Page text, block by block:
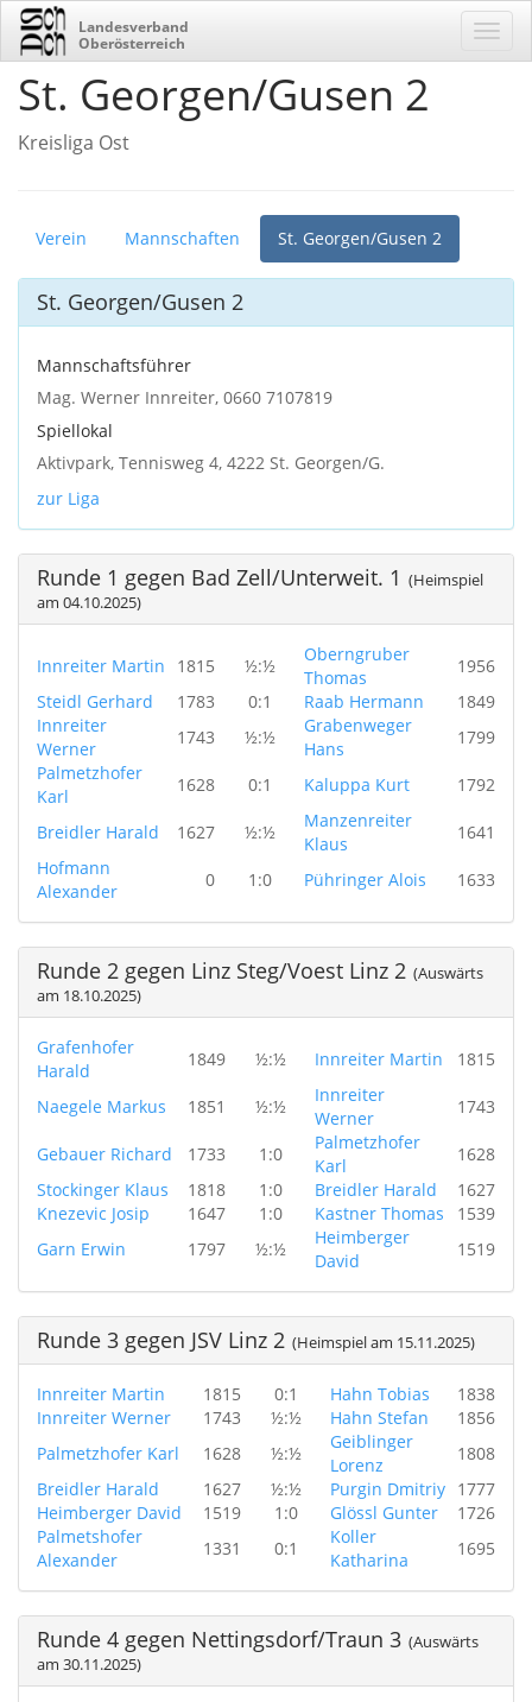
Landesverband
Oberösterreich
St. Georgen/Gusen 2
Kreisliga Ost
Verein Mannschaften St. Georgen/Gusen 2
St. Georgen/Gusen 2
Mannschaftsführer
Mag. Werner Innreiter, 0660 7107819
Spiellokal
Aktivpark, Tennisweg 4, 4222 St. Georgen/G.
zur Liga
Runde 1 gegen Bad Zell/Unterweit. 1 (Heimspiel
am 04.10.2025)
Innreiter Martin 1815 ½:½
Oberngruber
Thomas
1956
Steidl Gerhard
1783 0:1 Raab Hermann
1849
Innreiter
Werner
1743 ½:½
Grabenweger
Hans
1799
Palmetzhofer
Karl
1628 0:1 Kaluppa Kurt 1792
Breidler Harald 1627 ½:½
Manzenreiter
Klaus
1641
Hofmann
Alexander
0 1:0 Pühringer Alois 1633
Runde 2 gegen Linz Steg/Voest Linz 2 (Auswärts
am 18.10.2025)
Grafenhofer
Harald
1849 ½:½ Innreiter Martin 1815
Naegele Markus 1851 ½:½
Innreiter
Werner
1743
Gebauer Richard 1733 1:0
Palmetzhofer
Karl
1628
Stockinger Klaus
1818 1:0 Breidler Harald
1627
Knezevic Josip
1647 1:0 Kastner Thomas
1539
Garn Erwin
1797 ½:½
Heimberger
David
1519
Runde 3 gegen JSV Linz 2 (Heimspiel am 15.11.2025)
Innreiter Martin 1815 0:1 Hahn Tobias
1838
Innreiter Werner
1743 ½:½ Hahn Stefan
1856
Palmetzhofer Karl
1628 ½:½
Geiblinger
Lorenz
1808
Breidler Harald
1627 ½:½ Purgin Dmitriy 1777
Heimberger David
1519 1:0 Glössl Gunter
1726
Palmetshofer
Alexander
1331 0:1
Koller
Katharina
1695
Runde 4 gegen Nettingsdorf/Traun 3 (Auswärts
am 30.11.2025)